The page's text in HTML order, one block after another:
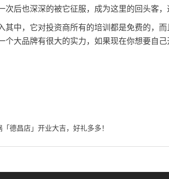
次后也深深的被它征服，成为这里的回头客，
中，它对投资商所有的培训都是免费的，而
个大品牌有很大的实力，如果现在你想要自
德昌店」开业大吉，好礼多多！